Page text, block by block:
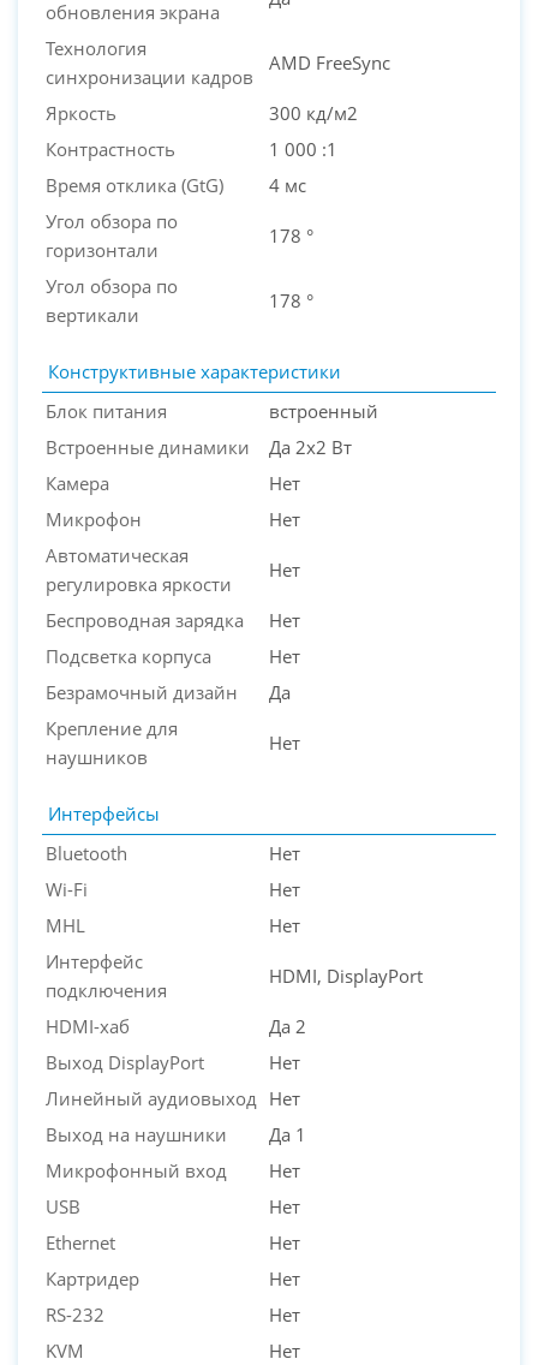
обновления экрана
Технология
синхронизации кадров
AMD FreeSync
Яркость
300 кд/м2
Контрастность
1 000 :1
Время отклика (GtG)
4 мс
Угол обзора по
горизонтали
178 °
Угол обзора по
вертикали
178 °
Конструктивные характеристики
Блок питания
встроенный
Встроенные динамики
Да 2х2 Вт
Камера
Нет
Микрофон
Нет
Автоматическая
регулировка яркости
Нет
Беспроводная зарядка
Нет
Подсветка корпуса
Нет
Безрамочный дизайн
Да
Крепление для
наушников
Нет
Интерфейсы
Bluetooth
Нет
Wi-Fi
Нет
MHL
Нет
Интерфейс
подключения
HDMI, DisplayPort
HDMI-хаб
Да 2
Выход DisplayPort
Нет
Линейный аудиовыход Нет
Выход на наушники
Да 1
Микрофонный вход
Нет
USB
Нет
Ethernet
Нет
Картридер
Нет
RS-232
Нет
KVM
Нет